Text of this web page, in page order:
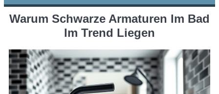
Warum Schwarze Armaturen Im Bad
Im Trend Liegen